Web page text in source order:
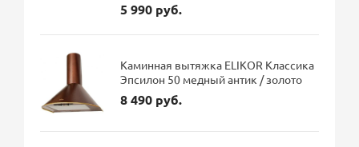
5 990 руб.
Каминная вытяжка ELIKOR Классика
Эпсилон 50 медный антик / золото
8 490 руб.